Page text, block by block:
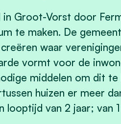
Groot-Vorst door
te maken. De
waar
vormt voor de
middelen om dit te
huizen er meer
looptijd van 2 jaar; van